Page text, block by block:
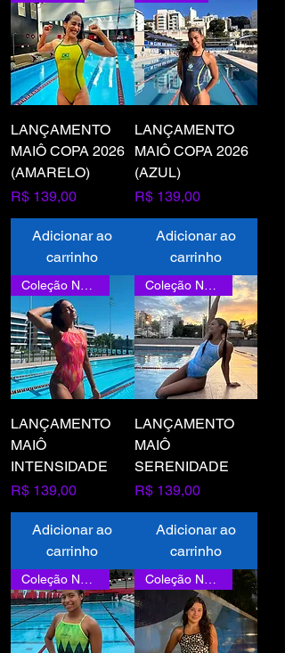
LANÇAMENTO
MAIÔ COPA 2026
(AMARELO)
Preço
R$ 139,00
Adicionar ao
carrinho
LANÇAMENTO
MAIÔ COPA 2026
(AZUL)
Preço
R$ 139,00
Adicionar ao
carrinho
Coleção Nova
LANÇAMENTO
MAIÔ
INTENSIDADE
Preço
R$ 139,00
Adicionar ao
carrinho
Coleção Nova
LANÇAMENTO
MAIÔ
SERENIDADE
Preço
R$ 139,00
Adicionar ao
carrinho